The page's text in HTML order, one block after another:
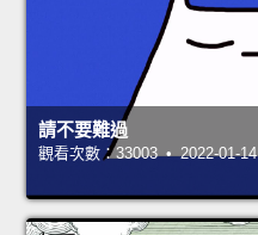
請不要難過
觀看次數：33003 • 2022-01-14